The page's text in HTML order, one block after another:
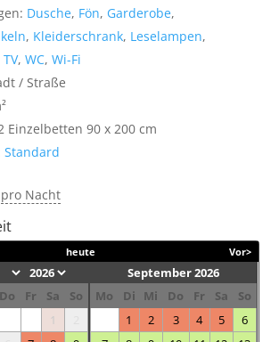
Dusche, Fön, Garderobe,
, Kleiderschrank, Leselampen,
TV, WC, Wi-Fi
/ Straße
Einzelbetten 90 x 200 cm
Standard
pro Nacht
heute Vor>
Do Fr Sa
So
1
September 2026
Mo
Di Mi Do Fr Sa
So
1
2 3 4 5
6